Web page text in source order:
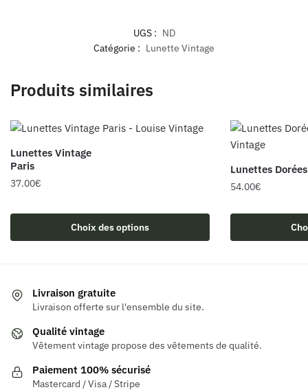
UGS : ND
Catégorie : Lunette Vintage
Produits similaires
Lunettes Vintage
Paris
37.00€
Choix des options
a
Les
options
être
sur
Lunettes
54.00€
a
être
Livraison gratuite
Livraison offerte sur l'ensemble du site.
Qualité vintage
Vêtement vintage propose des vêtements de qualité.
Paiement 100% sécurisé
Mastercard / Visa / Stripe